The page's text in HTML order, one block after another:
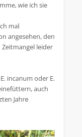
wie ich sie
mal
angesehen, den
leider
incanum oder E.
auch
Jahre